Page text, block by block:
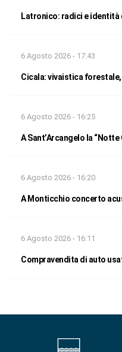
Latronico: radici e identità
6 Agosto 2026 - 17:43
Cicala: vivaistica
6 Agosto 2026 - 16:25
A Sant’Arcangelo la
6 Agosto 2026 - 16:20
A Monticchio concerto
6 Agosto 2026 - 16:11
Compravendita di auto